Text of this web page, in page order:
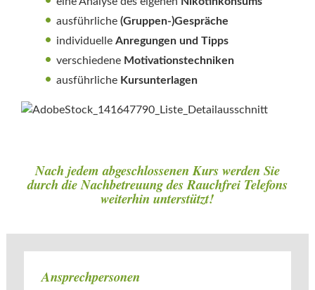
ausführliche(Gruppen-)Gespräche
individuelleAnregungen und Tipps
verschiedene Motivationstechniken
ausführliche Kursunterlagen
Nach jedem abgeschlossenen Kurs werden Sie
durch die Nachbetreuung des Rauchfrei Telefons
weiterhin unterstützt!
Ansprechpersonen